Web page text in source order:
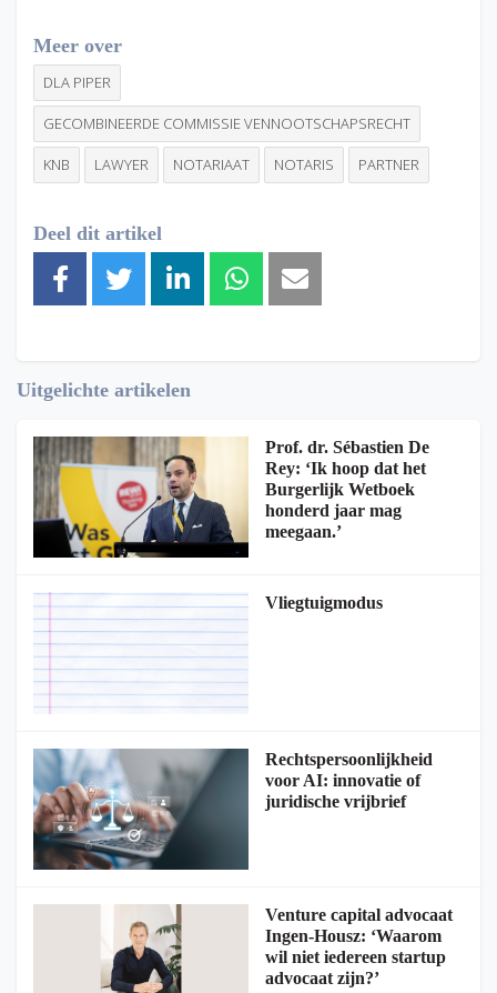
Meer over
DLA PIPER
GECOMBINEERDE COMMISSIE VENNOOTSCHAPSRECHT
KNB LAWYER NOTARIAAT NOTARIS PARTNER
Deel dit artikel
Uitgelichte artikelen
Prof. dr. Sébastien De
Rey: ‘Ik hoop dat het
Burgerlijk Wetboek
honderd jaar mag
meegaan.’
Vliegtuigmodus
Rechtspersoonlijkheid
voor AI: innovatie of
juridische vrijbrief
Venture capital advocaat
Ingen-Housz: ‘Waarom
wil niet iedereen startup
advocaat zijn?’